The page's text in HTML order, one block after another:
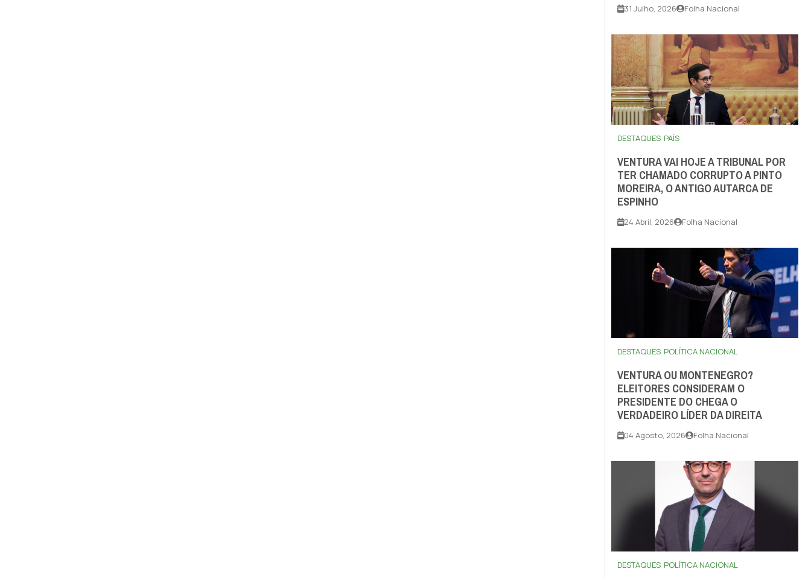
31 Julho, 2026 Folha Nacional
DESTAQUES PAÍS
VENTURA VAI HOJE A TRIBUNAL POR
TER CHAMADO CORRUPTO A PINTO
MOREIRA, O ANTIGO AUTARCA DE
ESPINHO
24 Abril, 2026 Folha Nacional
DESTAQUES POLÍTICA NACIONAL
VENTURA OU MONTENEGRO?
ELEITORES CONSIDERAM O
PRESIDENTE DO CHEGA O
VERDADEIRO LÍDER DA DIREITA
04 Agosto, 2026 Folha Nacional
DESTAQUES POLÍTICA NACIONAL